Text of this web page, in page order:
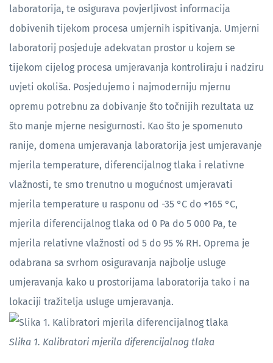
laboratorija, te osigurava povjerljivost informacija
dobivenih tijekom procesa umjernih ispitivanja. Umjerni
laboratorij posjeduje adekvatan prostor u kojem se
tijekom cijelog procesa umjeravanja kontroliraju i nadziru
uvjeti okoliša. Posjedujemo i najmoderniju mjernu
opremu potrebnu za dobivanje što točnijih rezultata uz
što manje mjerne nesigurnosti. Kao što je spomenuto
ranije, domena umjeravanja laboratorija jest umjeravanje
mjerila temperature, diferencijalnog tlaka i relativne
vlažnosti, te smo trenutno u mogućnost umjeravati
mjerila temperature u rasponu od -35 °C do +165 °C,
mjerila diferencijalnog tlaka od 0 Pa do 5 000 Pa, te
mjerila relativne vlažnosti od 5 do 95 % RH. Oprema je
odabrana sa svrhom osiguravanja najbolje usluge
umjeravanja kako u prostorijama laboratorija tako i na
lokaciji tražitelja usluge umjeravanja.
Slika 1. Kalibratori mjerila diferencijalnog tlaka